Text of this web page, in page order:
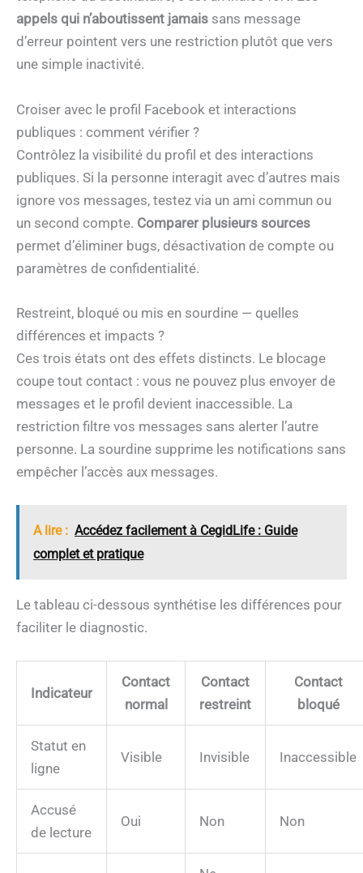
appels qui n’aboutissent jamais sans message
d’erreur pointent vers une restriction plutôt que vers
une simple inactivité.
Croiser avec le profil Facebook et interactions
publiques : comment vérifier ?
Contrôlez la visibilité du profil et des interactions
publiques. Si la personne interagit avec d’autres mais
ignore vos messages, testez via un ami commun ou
un second compte. Comparer plusieurs sources
permet d’éliminer bugs, désactivation de compte ou
paramètres de confidentialité.
Restreint, bloqué ou mis en sourdine — quelles
différences et impacts ?
Ces trois états ont des effets distincts. Le blocage
coupe tout contact : vous ne pouvez plus envoyer de
messages et le profil devient inaccessible. La
restriction filtre vos messages sans alerter l’autre
personne. La sourdine supprime les notifications sans
empêcher l’accès aux messages.
A lire : Accédez facilement à CegidLife : Guide
complet et pratique
Le tableau ci-dessous synthétise les différences pour
faciliter le diagnostic.
Indicateur
Contact
normal
Contact
restreint
Contact
bloqué
Statut en
ligne
Visible Invisible Inaccessible
Accusé
de lecture
Oui Non Non